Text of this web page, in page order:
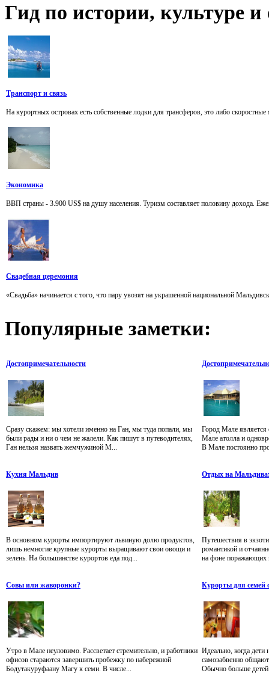
Гид по истории, культуре
Транспорт и связь
На курортных островах есть собственные лодки для трансферов, это либо
Экономика
ВВП страны - 3.900 US$ на душу населения. Туризм составляет половину дохода.
Свадебная церемония
«Свадьба» начинается с того, что пару увозят на украшенной национальной
Популярные заметки:
Достопримечательности
Сразу скажем: мы хотели именно на Ган, мы туда попали, мы
были рады и ни о чем не жалели. Как пишут в путеводителях,
Ган нельзя назвать жемчужиной М...
Город Мале
Мале атолла и
В Мале постоянно
Кухня Мальдив
В основном курорты импортируют львиную долю продуктов,
лишь немногие крупные курорты выращивают свои овощи и
зелень. На большинстве курортов еда под...
Отдых на
Путешествия в
романтикой и
на фоне поражающих
Совы или жаворонки?
Утро в Мале неуловимо. Рассветает стремительно, и работники
офисов стараются завершить пробежку по набережной
Бодутакуруфаану Магу к семи. В числе...
Курорты для семей
Идеально, когда
самозабвенно
Обычно больше